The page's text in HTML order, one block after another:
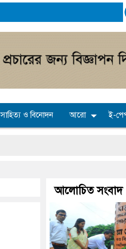
সাহিত্য ও বিনোদন আরো ই-
আলোচিত সংবাদ